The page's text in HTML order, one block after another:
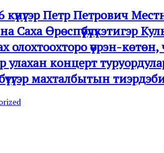
6 күнүгэр Петр Петрович
Саха Өрөспүүбүлүкэтигэр
олохтоохторо үөрэн-
улахан концерт
махталбытын